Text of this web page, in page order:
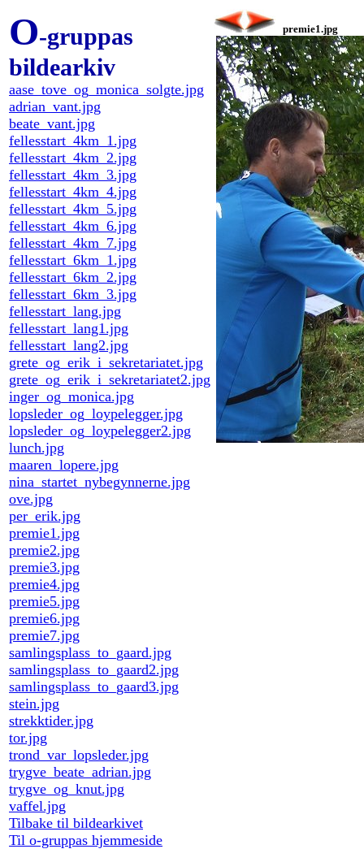
O-gruppas
bildearkiv
aase_tove_og_monica_solgte.jpg
adrian_vant.jpg
beate_vant.jpg
fellesstart_4km_1.jpg
fellesstart_4km_2.jpg
fellesstart_4km_3.jpg
fellesstart_4km_4.jpg
fellesstart_4km_5.jpg
fellesstart_4km_6.jpg
fellesstart_4km_7.jpg
fellesstart_6km_1.jpg
fellesstart_6km_2.jpg
fellesstart_6km_3.jpg
fellesstart_lang.jpg
fellesstart_lang1.jpg
fellesstart_lang2.jpg
grete_og_erik_i_sekretariatet.jpg
grete_og_erik_i_sekretariatet2.jpg
inger_og_monica.jpg
lopsleder_og_loypelegger.jpg
lopsleder_og_loypelegger2.jpg
lunch.jpg
maaren_lopere.jpg
nina_startet_nybegynnerne.jpg
ove.jpg
per_erik.jpg
premie1.jpg
premie2.jpg
premie3.jpg
premie4.jpg
premie5.jpg
premie6.jpg
premie7.jpg
samlingsplass_to_gaard.jpg
samlingsplass_to_gaard2.jpg
samlingsplass_to_gaard3.jpg
stein.jpg
strekktider.jpg
tor.jpg
trond_var_lopsleder.jpg
trygve_beate_adrian.jpg
trygve_og_knut.jpg
vaffel.jpg
Tilbake til bildearkivet
Til o-gruppas hjemmeside
premie1.jpg